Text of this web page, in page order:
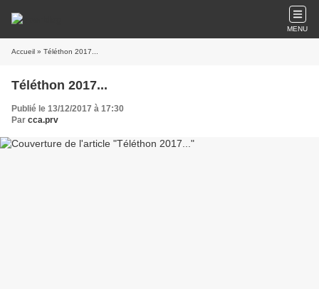
MENU
Accueil » Téléthon 2017...
Téléthon 2017...
Publié le 13/12/2017 à 17:30
Par cca.prv